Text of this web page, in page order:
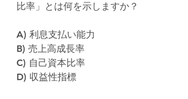
比率」とは何を示しますか？
A) 利息支払い能力
B) 売上高成長率
C) 自己資本比率
D) 収益性指標